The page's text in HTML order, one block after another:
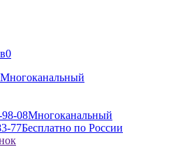
0
Многоканальный
08Многоканальный
77Бесплатно по России